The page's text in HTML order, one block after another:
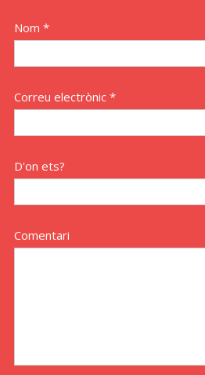
Nom *
Correu electrònic *
D'on ets?
Comentari